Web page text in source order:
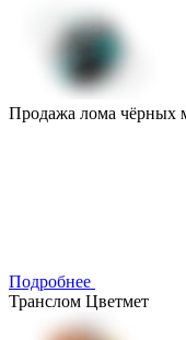
Продажа лома чёрных
Подробнее
Транслом Цветмет